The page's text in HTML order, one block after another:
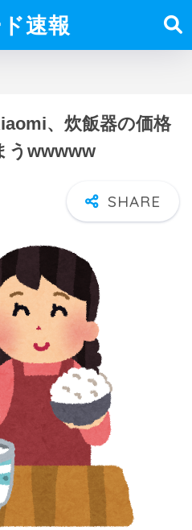
速報
、炊飯器の価格
うwwwww